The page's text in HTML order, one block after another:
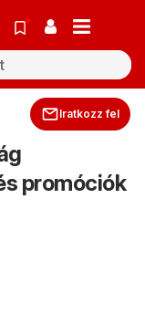
Iratkozz fel
promóciók